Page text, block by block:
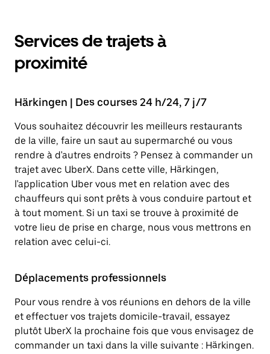
Services de trajets à
proximité
Härkingen | Des courses 24 h/24, 7 j/7
Vous souhaitez découvrir les meilleurs restaurants
de la ville, faire un saut au supermarché ou vous
rendre à d'autres endroits ? Pensez à commander un
trajet avec UberX. Dans cette ville, Härkingen,
l'application Uber vous met en relation avec des
chauffeurs qui sont prêts à vous conduire partout et
à tout moment. Si un taxi se trouve à proximité de
votre lieu de prise en charge, nous vous mettrons en
relation avec celui-ci.
Déplacements professionnels
Pour vous rendre à vos réunions en dehors de la ville
et effectuer vos trajets domicile-travail, essayez
plutôt UberX la prochaine fois que vous envisagez de
commander un taxi dans la ville suivante : Härkingen.